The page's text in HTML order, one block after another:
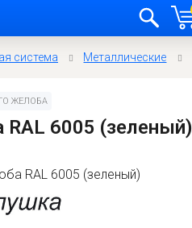
система Металлические
ЖЕЛОБА
6005 (зеленый)